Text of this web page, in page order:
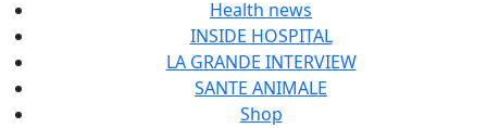
Health news
INSIDE HOSPITAL
LA GRANDE INTERVIEW
SANTE ANIMALE
Shop